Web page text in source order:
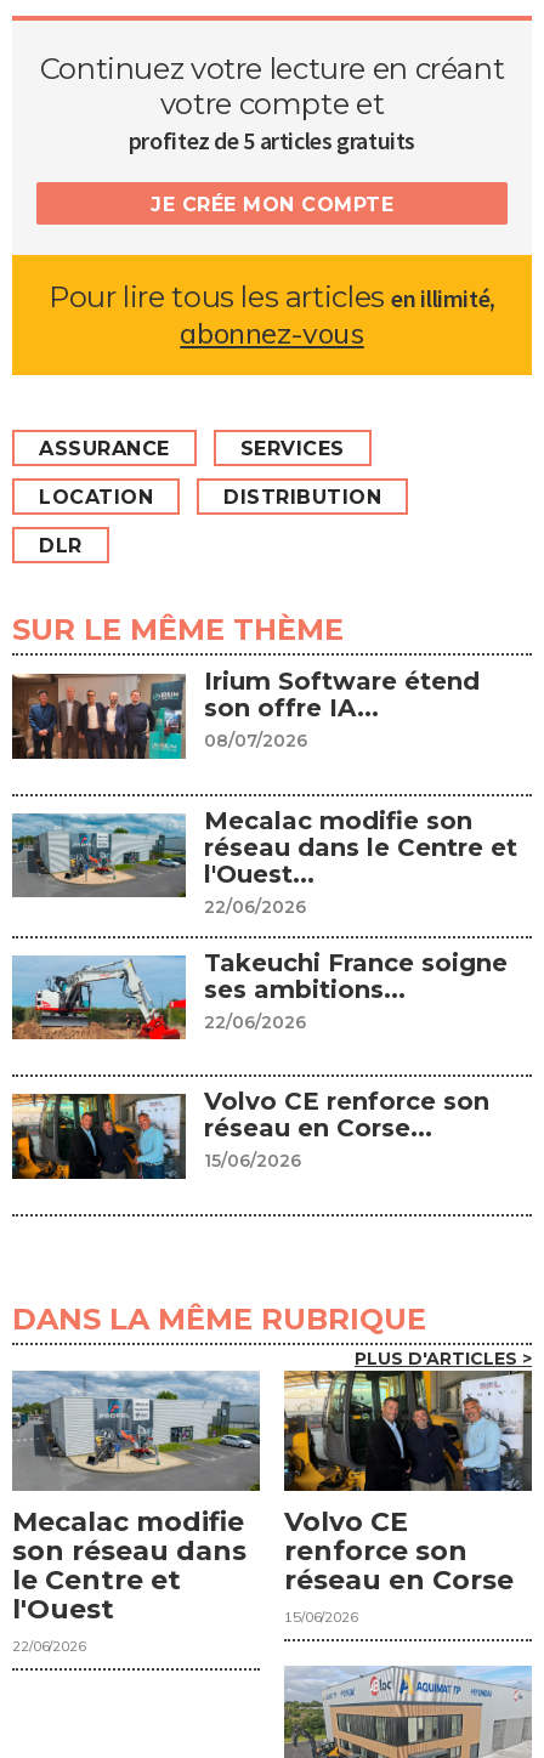
Continuez votre lecture en créant
votre compte et
profitez de 5 articles gratuits
JE CRÉE MON COMPTE
Pour lire tous les articlesen illimité,
abonnez-vous
ASSURANCE SERVICES
LOCATION DISTRIBUTION
DLR
SUR LE MÊME THÈME
Irium Software étend
son offre IA...
08/07/2026
Mecalac modifie son
réseau dans le Centre et
l'Ouest...
22/06/2026
Takeuchi France soigne
ses ambitions...
22/06/2026
Volvo CE renforce son
réseau en Corse...
15/06/2026
DANS LA MÊME RUBRIQUE
PLUS D'ARTICLES >
Mecalac modifie
son réseau dans
le Centre et
l'Ouest
22/06/2026
Volvo CE
renforce son
réseau en Corse
15/06/2026